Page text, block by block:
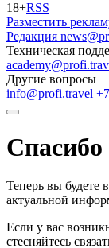
18+RSS
Разместить
Редакция
Техническая
Другие вопросы
info@profi.travel
Спасибо
Теперь вы будете
актуальной
Если у вас
стесняйтесь